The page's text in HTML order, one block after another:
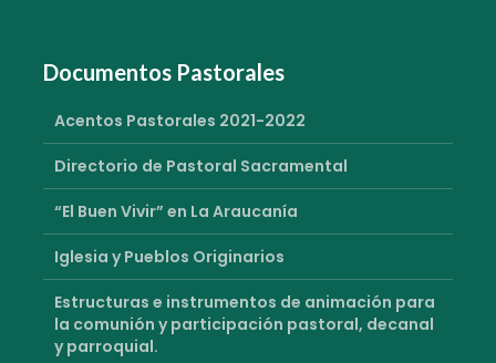
Documentos Pastorales
Acentos Pastorales 2021-2022
Directorio de Pastoral Sacramental
“El Buen Vivir” en La Araucanía
Iglesia y Pueblos Originarios
Estructuras e instrumentos de animación para
la comunión y participación pastoral, decanal
y parroquial.